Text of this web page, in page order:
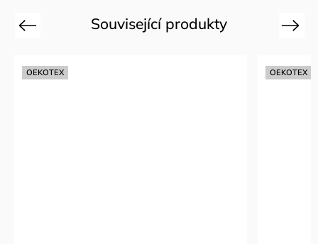
Související produkty
Previous
OEKOTEX OEKOTEX
Next